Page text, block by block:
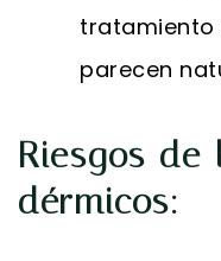
tratamiento
parecen
Riesgos de
dérmicos: